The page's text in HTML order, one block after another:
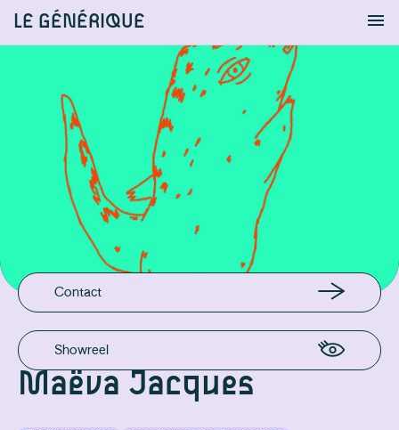
LE GÉNÉRIQUE
Chercher
Maëva Jacques
maevajac@gmail.com
Contact
Showreel